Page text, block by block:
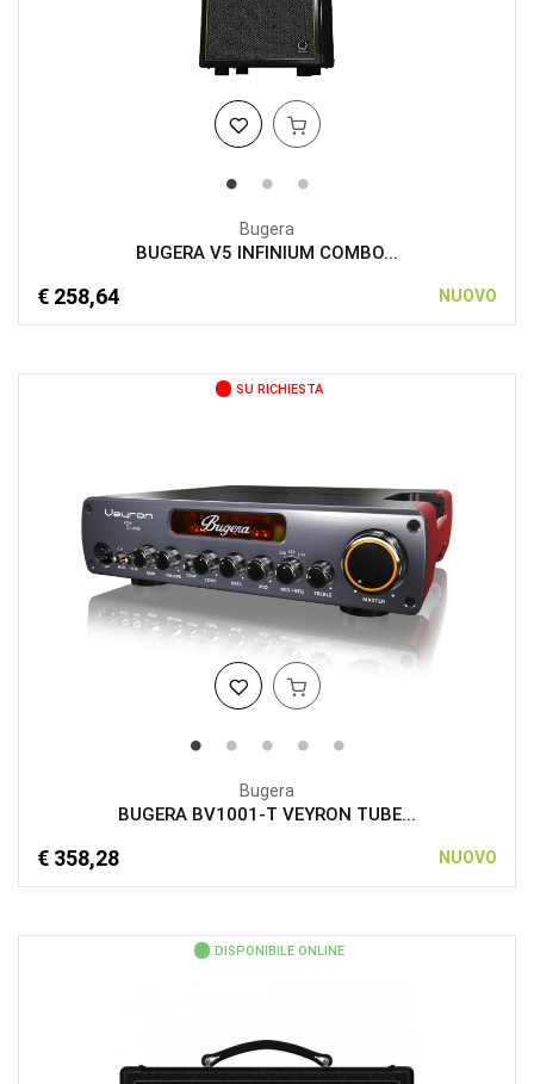
Bugera
BUGERA V5 INFINIUM COMBO...
€ 258,64 NUOVO
SU RICHIESTA
Bugera
BUGERA BV1001-T VEYRON TUBE...
€ 358,28 NUOVO
DISPONIBILE ONLINE